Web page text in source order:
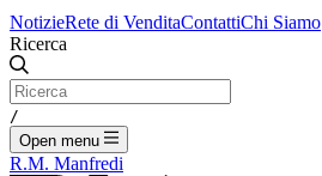
NotizieRete di VenditaContattiChi Siamo
Ricerca
/
Open menu
R.M. Manfredi